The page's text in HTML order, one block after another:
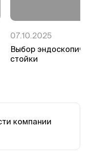
07.10.2025
Выбор
стойки
компании